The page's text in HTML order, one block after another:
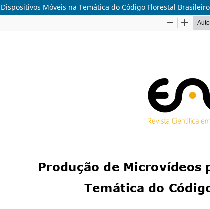
Móveis na Temática do Código Florestal Brasileiro